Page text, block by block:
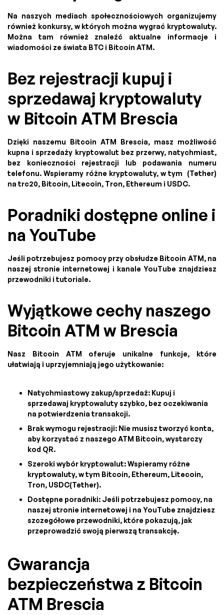
Na naszych mediach społecznościowych organizujemy
również konkursy, w których można wygrać kryptowaluty.
Można tam również znaleźć aktualne informacje i
wiadomości ze świata BTC i Bitcoin ATM.
Bez rejestracji kupuj i
sprzedawaj kryptowaluty
w Bitcoin ATM Brescia
Dzięki naszemu Bitcoin ATM Brescia, masz możliwość
kupna i sprzedaży kryptowalut bez przerwy, natychmiast,
bez konieczności rejestracji lub podawania numeru
telefonu. Wspieramy różne kryptowaluty, w tym (Tether)
na trc20, Bitcoin, Litecoin, Tron, Ethereum i USDC.
Poradniki dostępne online i
na YouTube
Jeśli potrzebujesz pomocy przy obsłudze Bitcoin ATM, na
naszej stronie internetowej i kanale YouTube znajdziesz
przewodniki i tutoriale.
Wyjątkowe cechy naszego
Bitcoin ATM w Brescia
Nasz Bitcoin ATM oferuje unikalne funkcje, które
ułatwiają i uprzyjemniają jego użytkowanie:
Natychmiastowy zakup/sprzedaż: Kupuj i
sprzedawaj kryptowaluty szybko, bez oczekiwania
na potwierdzenia transakcji.
Brak wymogu rejestracji: Nie musisz tworzyć konta,
aby korzystać z naszego ATM Bitcoin, wystarczy
kod QR.
Szeroki wybór kryptowalut: Wspieramy różne
kryptowaluty, w tym Bitcoin, Ethereum, Litecoin,
Tron, USDC(Tether).
Dostępne poradniki: Jeśli potrzebujesz pomocy, na
naszej stronie internetowej i na YouTube znajdziesz
szczegółowe przewodniki, które pokazują, jak
przeprowadzić swoją pierwszą transakcję.
Gwarancja
bezpieczeństwa z Bitcoin
ATM Brescia